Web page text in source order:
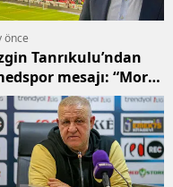
önce
Tanrıkulu’ndan
mesajı: “Moral
başaracağız”